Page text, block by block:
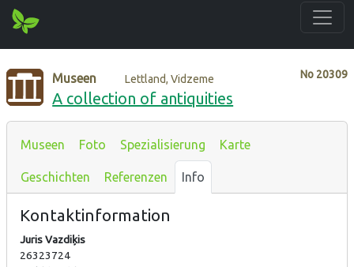
No 20309
Museen Lettland, Vidzeme
A collection of antiquities
Museen Foto Spezialisierung Karte
Geschichten Referenzen Info
Kontaktinformation
Juris Vazdiķis
26323724